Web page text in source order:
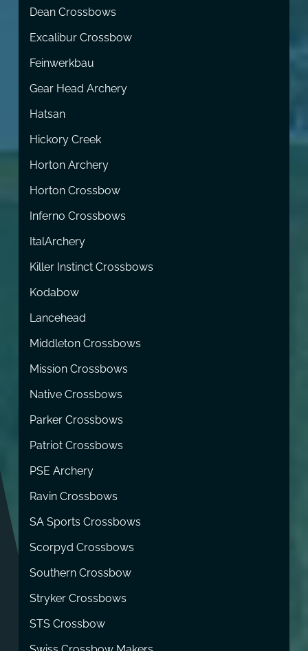
Dean Crossbows
Excalibur Crossbow
Feinwerkbau
Gear Head Archery
Hatsan
Hickory Creek
Horton Archery
Horton Crossbow
Inferno Crossbows
ItalArchery
Killer Instinct Crossbows
Kodabow
Lancehead
Middleton Crossbows
Mission Crossbows
Native Crossbows
Parker Crossbows
Patriot Crossbows
PSE Archery
Ravin Crossbows
SA Sports Crossbows
Scorpyd Crossbows
Southern Crossbow
Stryker Crossbows
STS Crossbow